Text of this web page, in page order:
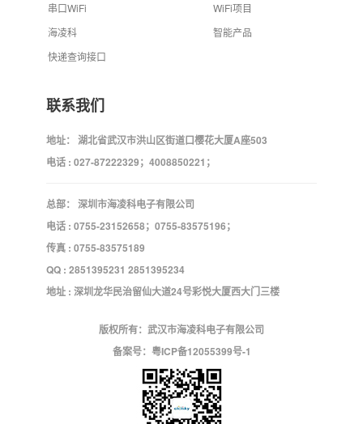
串口WiFi
海凌科
快递查询接口
WiFi项目
智能产品
联系我们
地址： 湖北省武汉市洪山区街道口樱花大厦A座503
电话 : 027-87222329；4008850221；
总部： 深圳市海凌科电子有限公司
电话 : 0755-23152658；0755-83575196；
传真 : 0755-83575189
QQ : 2851395231 2851395234
地址 : 深圳龙华民治留仙大道24号彩悦大厦西大门三楼
版权所有：武汉市海凌科电子有限公司
备案号： 粤ICP备12055399号-1